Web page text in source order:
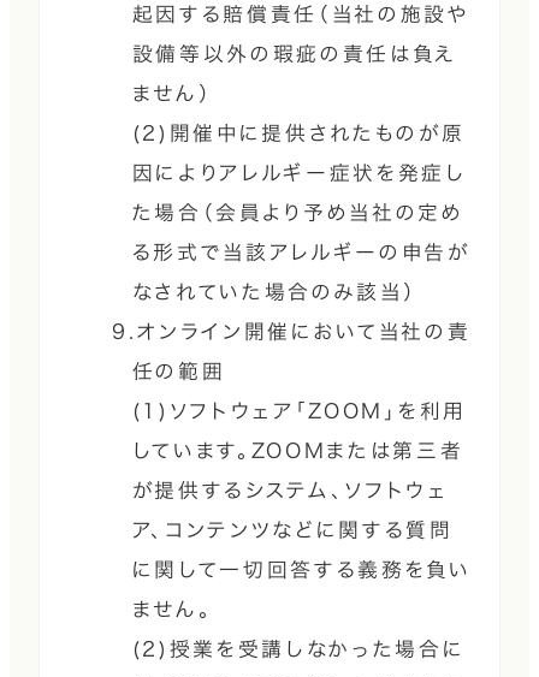
起因する賠償責任（当社の施設や
設備等以外の瑕疵の責任は負え
ません）
(2)開催中に提供されたものが原
因によりアレルギー症状を発症し
た場合（会員より予め当社の定め
る形式で当該アレルギーの申告が
なされていた場合のみ該当）
9.オンライン開催において当社の責
任の範囲
(1)ソフトウェア「ZOOM」を利用
しています。ZOOMまたは第三者
が提供するシステム、ソフトウェ
ア、コンテンツなどに関する質問
に関して一切回答する義務を負い
ません。
(2)授業を受講しなかった場合に